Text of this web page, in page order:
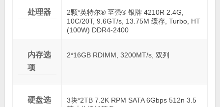
处理器
2颗*英特尔® 至强® 银牌 4210R 2.4G,
10C/20T, 9.6GT/s, 13.75M 缓存, Turbo, HT
(100W) DDR4-2400
内存选
项
2*16GB RDIMM, 3200MT/s, 双列
硬盘选
3块*2TB 7.2K RPM SATA 6Gbps 512n 3.5